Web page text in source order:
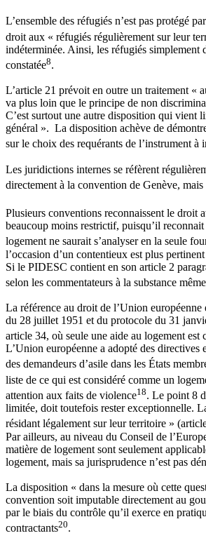
L’ensemble des réfugiés n’est pas protégé
droit aux « réfugiés régulièrement sur leur
indéterminée. Ainsi, les réfugiés simplement
constatée8.
L’article 21 prévoit en outre un traitement «
va plus loin que le principe de non
C’est surtout une autre disposition qui vient
général ». La disposition achève de
sur le choix des requérants de l’instrument
Les juridictions internes se réfèrent
directement à la convention de Genève,
Plusieurs conventions reconnaissent le droit
beaucoup moins restrictif, puisqu’il
logement ne saurait s’analyser en la seule
l’occasion d’un contentieux est plus
Si le PIDESC contient en son article 2
selon les commentateurs à la substance
La référence au droit de l’Union
du 28 juillet 1951 et du protocole du 31
article 34, où seule une aide au logement est
L’Union européenne a adopté des
des demandeurs d’asile dans les États
liste de ce qui est considéré comme un
attention aux faits de violence18. Le point 8
limitée, doit toutefois rester exceptionnelle.
résidant légalement sur leur territoire »
Par ailleurs, au niveau du Conseil de
matière de logement sont seulement
logement, mais sa jurisprudence n’est pas
La disposition « dans la mesure où cette
convention soit imputable directement au
par le biais du contrôle qu’il exerce en
contractants20.